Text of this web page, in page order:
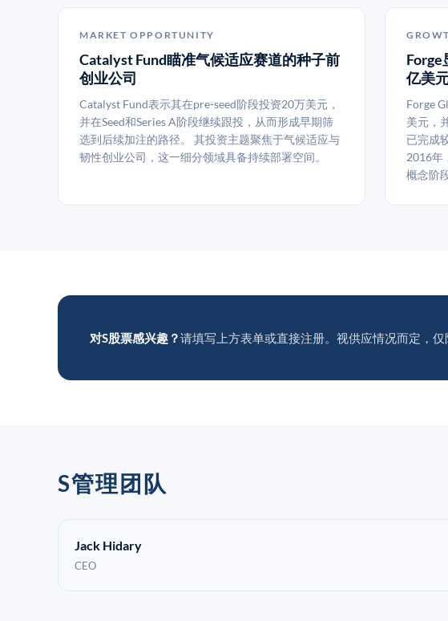
MARKET OPPORTUNITY
Catalyst Fund瞄准气候适应赛道的种子前
创业公司
Catalyst Fund表示其在pre-seed阶段投资20万美元，
并在Seed和Series A阶段继续跟投，从而形成早期筛
选到后续加注的路径。 其投资主题聚焦于气候适应与
韧性创业公司，这一细分领域具备持续部署空间。
亿美
Forge
美元，
已完成
2016年
概念阶段
对S股票感兴趣？请填写上方表单或直接注册。视供应情况而定，仅
S管理团队
Jack Hidary
CEO